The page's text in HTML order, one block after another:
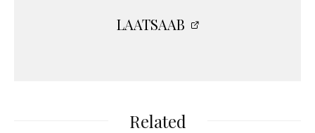
LAATSAAB
Related